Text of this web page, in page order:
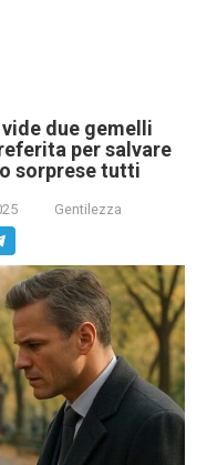
due gemelli
per salvare
sorprese tutti
Gentilezza